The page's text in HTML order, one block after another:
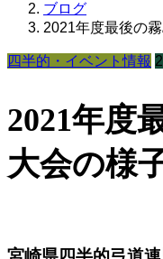
ブログ
2021年度最後の
四半的・イベント情報
2021年度
大会の様